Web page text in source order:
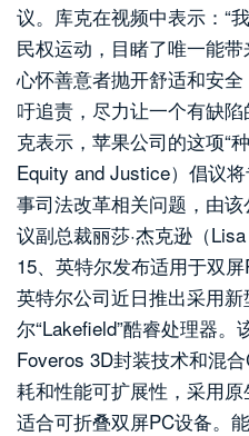
议。库克在视频中表示：“
民权运动，目睹了唯一能
心怀善意者抛开舒适和安
吁追责，尽力让一个有缺
克表示，苹果公司的这项“
Equity and Justice）倡议
事司法改革相关问题，由
议副总裁丽莎·杰克逊（Lisa
15、英特尔发布适用于双
英特尔公司近日推出采用
尔“Lakefield”酷睿处理器
Foveros 3D封装技术和混
耗和性能可扩展性，采用
适合可折叠双屏PC设备。